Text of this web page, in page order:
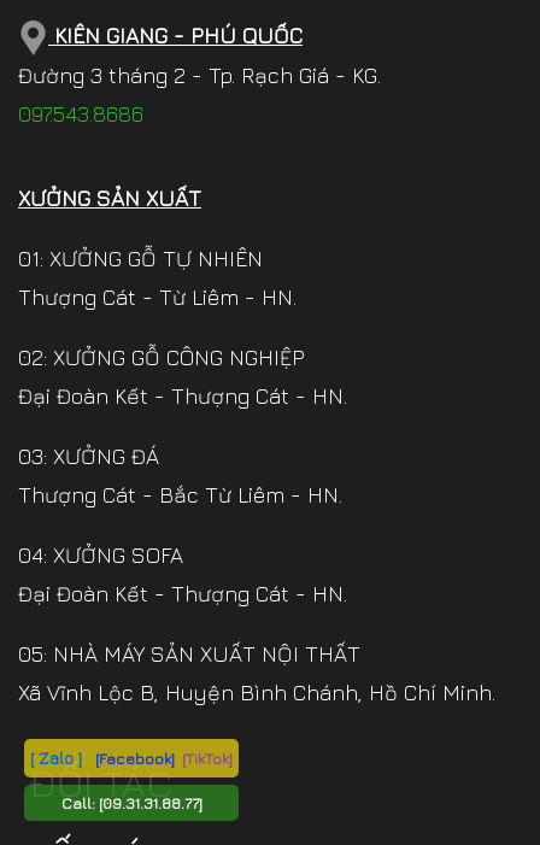
[ Zalo ] [Facebook] [TikTok]
Call: [09.31.31.88.77]
KIÊN GIANG - PHÚ QUỐC
Đường 3 tháng 2 - Tp. Rạch Giá - KG.
097.543.8686
XƯỞNG SẢN XUẤT
01: XƯỞNG GỖ TỰ NHIÊN
Thượng Cát - Từ Liêm - HN.
02: XƯỞNG GỖ CÔNG NGHIỆP
Đại Đoàn Kết - Thượng Cát - HN.
03: XƯỞNG ĐÁ
Thượng Cát - Bắc Từ Liêm - HN.
04: XƯỞNG SOFA
Đại Đoàn Kết - Thượng Cát - HN.
05: NHÀ MÁY SẢN XUẤT NỘI THẤT
Xã Vĩnh Lộc B, Huyện Bình Chánh, Hồ Chí Minh.
ĐỐI TÁC